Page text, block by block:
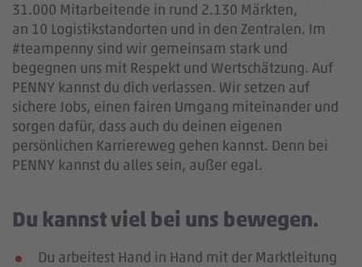
31.000 Mitarbeitende in rund 2.130 Märkten,
an 10 Logistikstandorten und in den Zentralen. Im
#teampenny sind wir gemeinsam stark und
begegnen uns mit Respekt und Wertschätzung. Auf
PENNY kannst du dich verlassen. Wir setzen auf
sichere Jobs, einen fairen Umgang miteinander und
sorgen dafür, dass auch du deinen eigenen
persönlichen Karriereweg gehen kannst. Denn bei
PENNY kannst du alles sein, außer egal.
Du kannst viel bei uns bewegen.
Du arbeitest Hand in Hand mit der Marktleitung